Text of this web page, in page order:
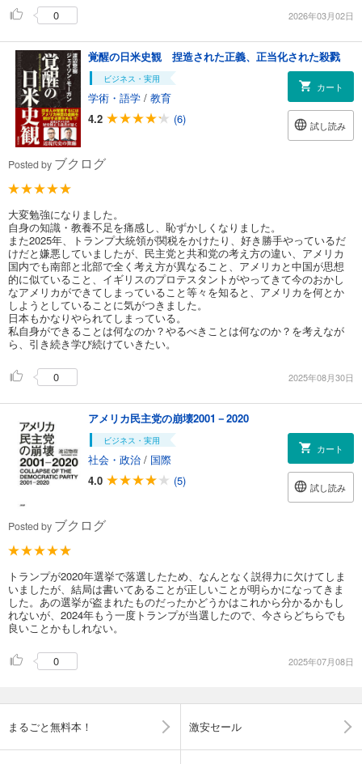
0 2026年03月02日
覚醒の日米史観 捏造された正義、正当化された殺戮
ビジネス・実用
学術・語学 / 教育
4.2
(6)
カート
試し読み
Posted by ブクログ
大変勉強になりました。
自身の知識・教養不足を痛感し、恥ずかしくなりました。
また2025年、トランプ大統領が関税をかけたり、好き勝手やっているだ
けだと嫌悪していましたが、民主党と共和党の考え方の違い、アメリカ
国内でも南部と北部で全く考え方が異なること、アメリカと中国が思想
的に似ていること、イギリスのプロテスタントがやってきて今のおかし
なアメリカができてしまっていること等々を知ると、アメリカを何とか
しようとしていることに気がつきました。
日本もかなりやられてしまっている。
私自身ができることは何なのか？やるべきことは何なのか？を考えなが
ら、引き続き学び続けていきたい。
0 2025年08月30日
アメリカ民主党の崩壊2001－2020
ビジネス・実用
社会・政治 / 国際
4.0
(5)
カート
試し読み
Posted by ブクログ
トランプが2020年選挙で落選したため、なんとなく説得力に欠けてしま
いましたが、結局は書いてあることが正しいことが明らかになってきま
した。あの選挙が盗まれたものだったかどうかはこれから分かるかもし
れないが、2024年もう一度トランプが当選したので、今さらどちらでも
良いことかもしれない。
0 2025年07月08日
まるごと無料本！ 激安セール